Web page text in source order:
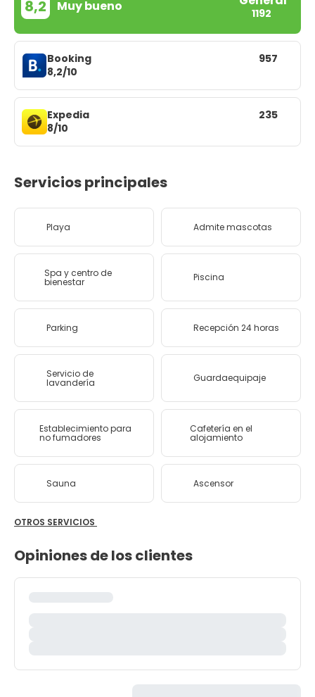
8,2 Muy bueno 1192
Booking
8,2/10
957
Expedia
8/10
235
Servicios principales
Playa Admite mascotas
Spa y centro de
bienestar Piscina
Parking Recepción 24 horas
Servicio de
lavandería Guardaequipaje
Establecimiento para
no fumadores
Cafetería en el
alojamiento
Sauna Ascensor
OTROS SERVICIOS
Opiniones de los clientes